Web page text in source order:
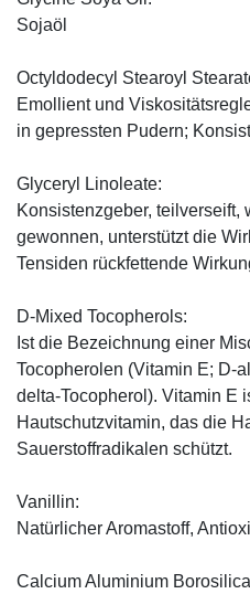
Sojaöl
Octyldodecyl Stearoyl
Emollient und
in gepressten Pudern;
Glyceryl Linoleate:
Konsistenzgeber, teilverseift,
gewonnen, unterstützt die
Tensiden rückfettende
D-Mixed Tocopherols:
Ist die Bezeichnung einer
Tocopherolen (Vitamin E; D-
delta-Tocopherol). Vitamin E
Hautschutzvitamin, das die
Sauerstoffradikalen schützt.
Vanillin:
Natürlicher Aromastoff,
Calcium Aluminium